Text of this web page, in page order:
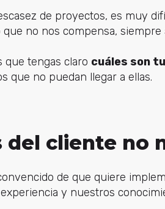
de proyectos, es muy
no nos compensa,
que tengas claro cuáles son
que no puedan llegar a ellas.
del cliente no
de que quiere
y nuestros